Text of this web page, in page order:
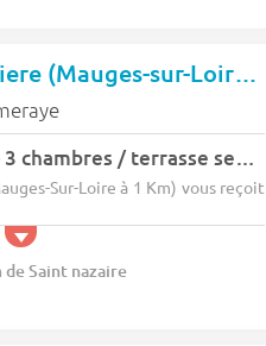
Camping La Guyonniere (Mauges-sur-Loire à 1 km)
Chalet plain pied 60m² - 3 chambres / terrasse semi-couverte 6 pers.
Sur-Loire à 1 Km) vous reçoit
Saint nazaire